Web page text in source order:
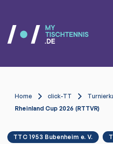
Home click-TT
Rheinland Cup 2026 (RTTVR)
TTC 1953 Bubenheim e. V.